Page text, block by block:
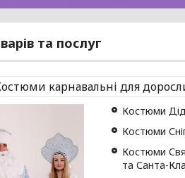
та послуг
карнавальні для
Костюми
Костюми
Костюми
та Санта-